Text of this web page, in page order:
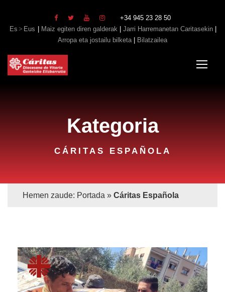
+34 945 23 28 50
Es
Eus Maiz egiten diren galderak Jarri Harremanetan Caritasekin
Arropa eta jostailu bilketa| Bilatzailea
Kategoria
CÁRITAS ESPAÑOLA
Hemen zaude: Portada » Cáritas Española